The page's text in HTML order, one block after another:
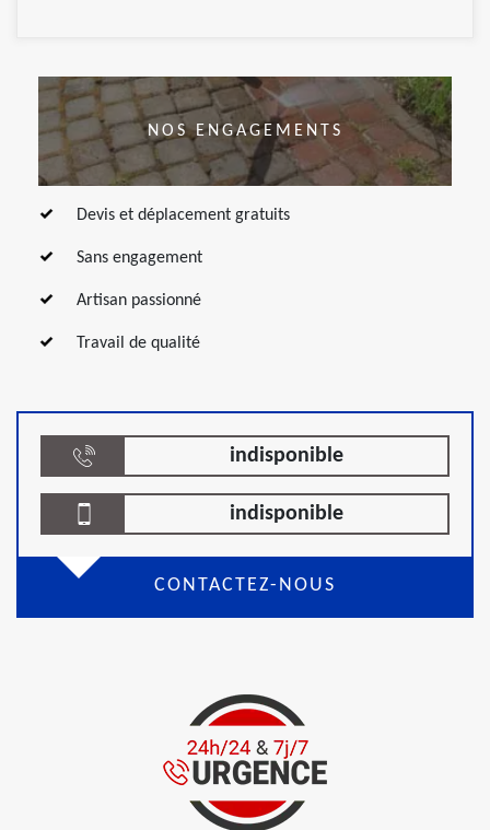
NOS ENGAGEMENTS
Devis et déplacement gratuits
Sans engagement
Artisan passionné
Travail de qualité
indisponible
indisponible
CONTACTEZ-NOUS